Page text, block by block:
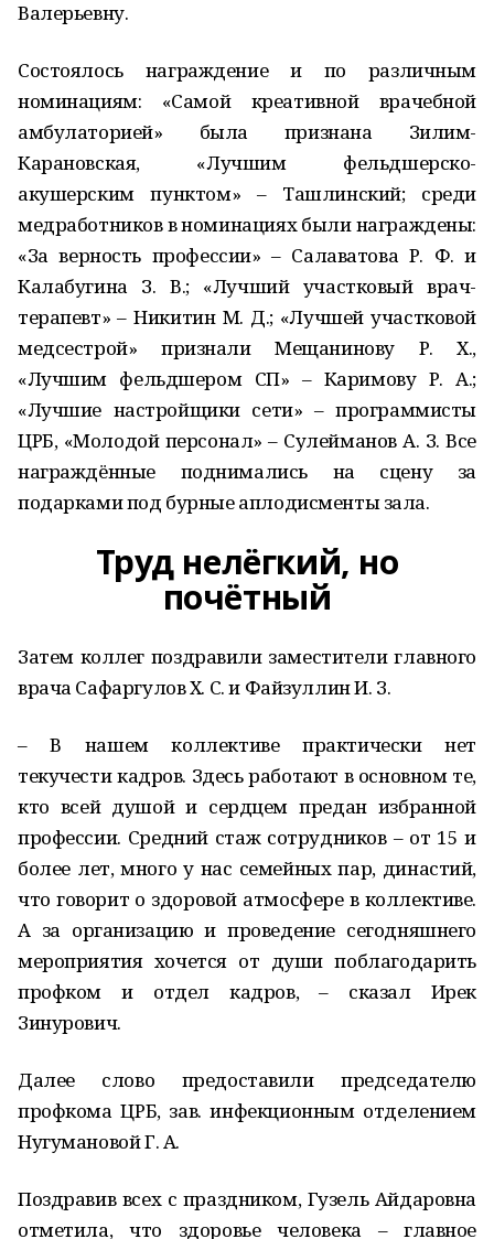
Валерьевну.
Состоялось награждение и по различным
номинациям: «Самой креативной врачебной
амбулаторией» была признана Зилим-
Карановская, «Лучшим фельдшерско-
акушерским пунктом» – Ташлинский; среди
медработников в номинациях были награждены:
«За верность профессии» – Салаватова Р. Ф. и
Калабугина З. В.; «Лучший участковый врач-
терапевт» – Никитин М. Д.; «Лучшей участковой
медсестрой» признали Мещанинову Р. Х.,
«Лучшим фельдшером СП» – Каримову Р. А.;
«Лучшие настройщики сети» – программисты
ЦРБ, «Молодой персонал» – Сулейманов А. З. Все
награждённые поднимались на сцену за
подарками под бурные аплодисменты зала.
Труд нелёгкий, но
почётный
Затем коллег поздравили заместители главного
врача Сафаргулов Х. С. и Файзуллин И. З.
– В нашем коллективе практически нет
текучести кадров. Здесь работают в основном те,
кто всей душой и сердцем предан избранной
профессии. Средний стаж сотрудников – от 15 и
более лет, много у нас семейных пар, династий,
что говорит о здоровой атмосфере в коллективе.
А за организацию и проведение сегодняшнего
мероприятия хочется от души поблагодарить
профком и отдел кадров, – сказал Ирек
Зинурович.
Далее слово предоставили председателю
профкома ЦРБ, зав. инфекционным отделением
Нугумановой Г. А.
Поздравив всех с праздником, Гузель Айдаровна
отметила, что здоровье человека – главное